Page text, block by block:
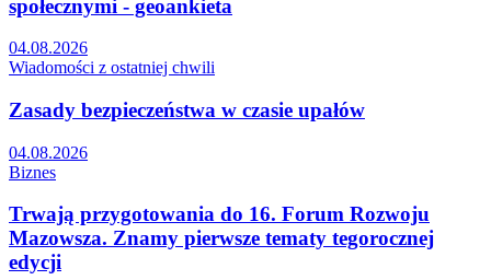
społecznymi - geoankieta
04.08.2026
Wiadomości z ostatniej chwili
Zasady bezpieczeństwa w czasie upałów
04.08.2026
Biznes
Trwają przygotowania do 16. Forum Rozwoju
Mazowsza. Znamy pierwsze tematy tegorocznej
edycji